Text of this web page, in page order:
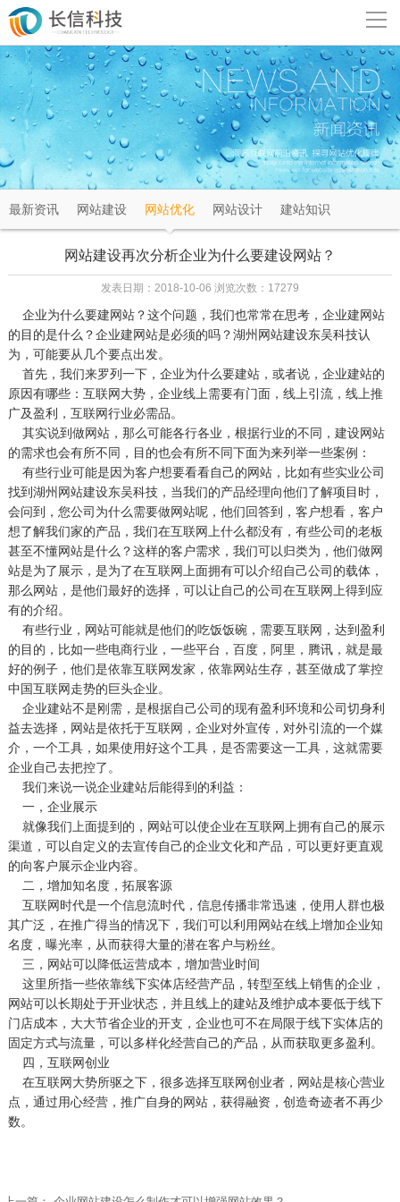
导
网站首页
关于我们
网站建设
成功案例
解决方案
新闻资讯
联系我们
最新资讯 网站建设 网站优化 网站设计 建站知识
网站建设再次分析企业为什么要建设网站？
发表日期：2018-10-06 浏览次数：17279
企业为什么要建网站？这个问题，我们也常常在思考，企业建网站
的目的是什么？企业建网站是必须的吗？湖州网站建设东吴科技认
为，可能要从几个要点出发。
首先，我们来罗列一下，企业为什么要建站，或者说，企业建站的
原因有哪些：互联网大势，企业线上需要有门面，线上引流，线上推
广及盈利，互联网行业必需品。
其实说到做网站，那么可能各行各业，根据行业的不同，建设网站
的需求也会有所不同，目的也会有所不同下面为来列举一些案例：
有些行业可能是因为客户想要看看自己的网站，比如有些实业公司
找到湖州网站建设东吴科技，当我们的产品经理向他们了解项目时，
会问到，您公司为什么需要做网站呢，他们回答到，客户想看，客户
想了解我们家的产品，我们在互联网上什么都没有，有些公司的老板
甚至不懂网站是什么？这样的客户需求，我们可以归类为，他们做网
站是为了展示，是为了在互联网上面拥有可以介绍自己公司的载体，
那么网站，是他们最好的选择，可以让自己的公司在互联网上得到应
有的介绍。
有些行业，网站可能就是他们的吃饭饭碗，需要互联网，达到盈利
的目的，比如一些电商行业，一些平台，百度，阿里，腾讯，就是最
好的例子，他们是依靠互联网发家，依靠网站生存，甚至做成了掌控
中国互联网走势的巨头企业。
企业建站不是刚需，是根据自己公司的现有盈利环境和公司切身利
益去选择，网站是依托于互联网，企业对外宣传，对外引流的一个媒
介，一个工具，如果使用好这个工具，是否需要这一工具，这就需要
企业自己去把控了。
我们来说一说企业建站后能得到的利益：
一，企业展示
就像我们上面提到的，网站可以使企业在互联网上拥有自己的展示
渠道，可以自定义的去宣传自己的企业文化和产品，可以更好更直观
的向客户展示企业内容。
二，增加知名度，拓展客源
互联网时代是一个信息流时代，信息传播非常迅速，使用人群也极
其广泛，在推广得当的情况下，我们可以利用网站在线上增加企业知
名度，曝光率，从而获得大量的潜在客户与粉丝。
三，网站可以降低运营成本，增加营业时间
这里所指一些依靠线下实体店经营产品，转型至线上销售的企业，
网站可以长期处于开业状态，并且线上的建站及维护成本要低于线下
门店成本，大大节省企业的开支，企业也可不在局限于线下实体店的
固定方式与流量，可以多样化经营自己的产品，从而获取更多盈利。
四，互联网创业
在互联网大势所驱之下，很多选择互联网创业者，网站是核心营业
点，通过用心经营，推广自身的网站，获得融资，创造奇迹者不再少
数。